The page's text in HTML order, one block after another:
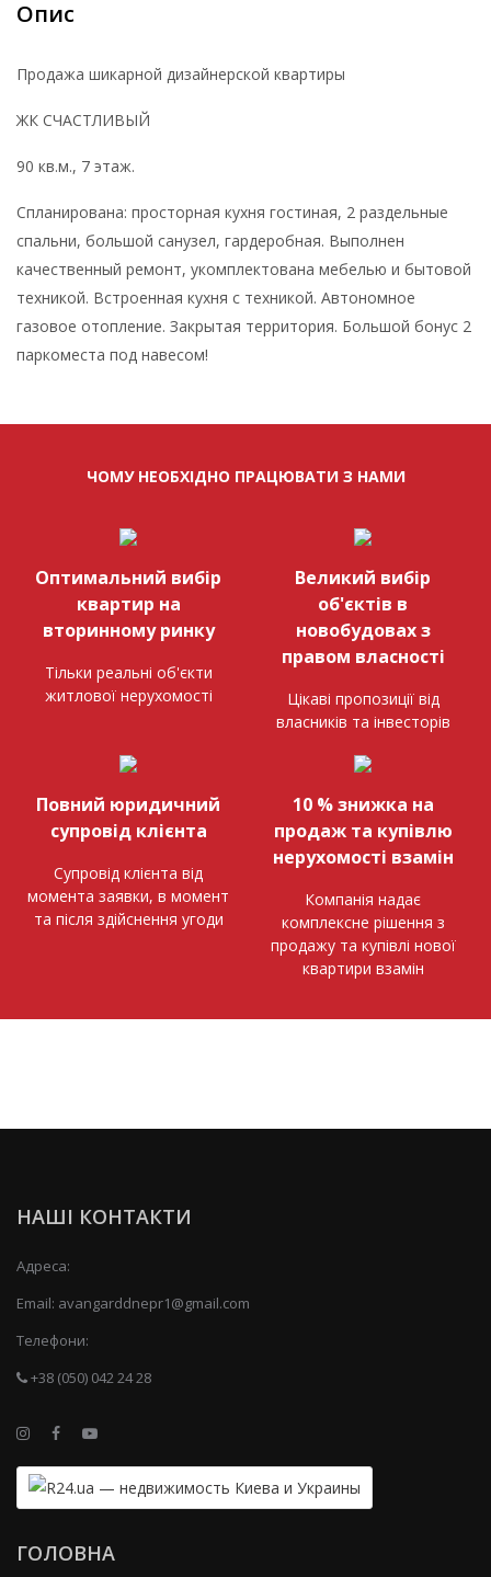
Опис
Продажа шикарной дизайнерской квартиры
ЖК СЧАСТЛИВЫЙ
90 кв.м., 7 этаж.
Спланирована: просторная кухня гостиная, 2 раздельные
спальни, большой санузел, гардеробная. Выполнен
качественный ремонт, укомплектована мебелью и бытовой
техникой. Встроенная кухня с техникой. Автономное
газовое отопление. Закрытая территория. Большой бонус 2
паркоместа под навесом!
ЧОМУ НЕОБХІДНО ПРАЦЮВАТИ З НАМИ
Оптимальний вибір
квартир на
вторинному ринку
Тільки реальні об'єкти
житлової нерухомості
Великий вибір
об'єктів в
новобудовах з
правом власності
Цікаві пропозиції від
власників та інвесторів
Повний юридичний
супровід клієнта
Супровід клієнта від
момента заявки, в момент
та після здійснення угоди
10 % знижка на
продаж та купівлю
нерухомості взамін
Компанія надає
комплексне рішення з
продажу та купівлі нової
квартири взамін
НАШІ КОНТАКТИ
Адреса:
Email: avangarddnepr1@gmail.com
Телефони:
+38 (050) 042 24 28
ГОЛОВНА